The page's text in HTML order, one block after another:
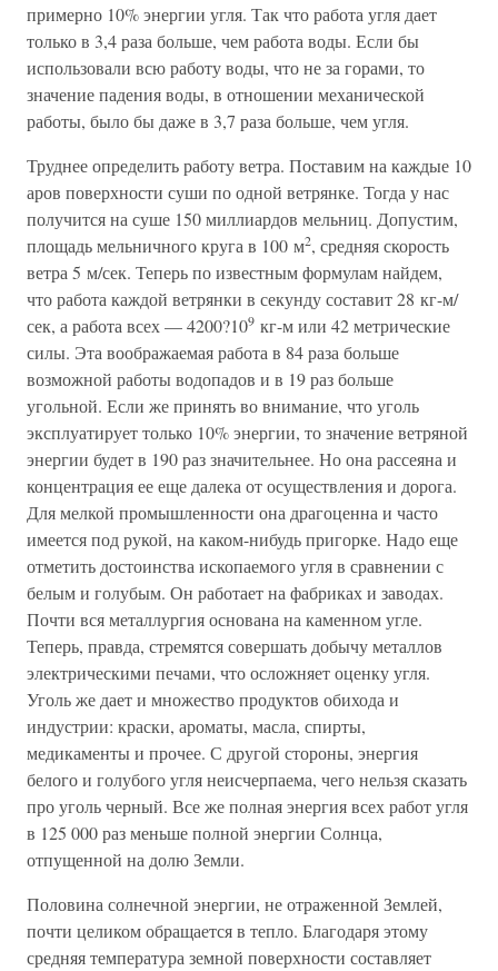
примерно 10% энергии угля. Так что работа угля дает
только в 3,4 раза больше, чем работа воды. Если бы
использовали всю работу воды, что не за горами, то
значение падения воды, в отношении механической
работы, было бы даже в 3,7 раза больше, чем угля.
Труднее определить работу ветра. Поставим на каждые 10
аров поверхности суши по одной ветрянке. Тогда у нас
получится на суше 150 миллиардов мельниц. Допустим,
площадь мельничного круга в 100 м2, средняя скорость
ветра 5 м/сек. Теперь по известным формулам найдем,
что работа каждой ветрянки в секунду составит 28 кг-м/
сек, а работа всех — 4200?109 кг-м или 42 метрические
силы. Эта воображаемая работа в 84 раза больше
возможной работы водопадов и в 19 раз больше
угольной. Если же принять во внимание, что уголь
эксплуатирует только 10% энергии, то значение ветряной
энергии будет в 190 раз значительнее. Но она рассеяна и
концентрация ее еще далека от осуществления и дорога.
Для мелкой промышленности она драгоценна и часто
имеется под рукой, на каком-нибудь пригорке. Надо еще
отметить достоинства ископаемого угля в сравнении с
белым и голубым. Он работает на фабриках и заводах.
Почти вся металлургия основана на каменном угле.
Теперь, правда, стремятся совершать добычу металлов
электрическими печами, что осложняет оценку угля.
Уголь же дает и множество продуктов обихода и
индустрии: краски, ароматы, масла, спирты,
медикаменты и прочее. С другой стороны, энергия
белого и голубого угля неисчерпаема, чего нельзя сказать
про уголь черный. Все же полная энергия всех работ угля
в 125 000 раз меньше полной энергии Солнца,
отпущенной на долю Земли.
Половина солнечной энергии, не отраженной Землей,
почти целиком обращается в тепло. Благодаря этому
средняя температура земной поверхности составляет